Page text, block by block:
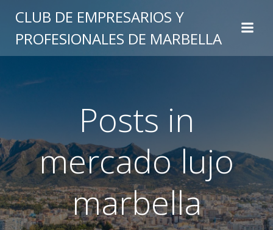
al
contenido
CLUB DE EMPRESARIOS Y
PROFESIONALES DE MARBELLA
Posts in
mercado lujo
marbella